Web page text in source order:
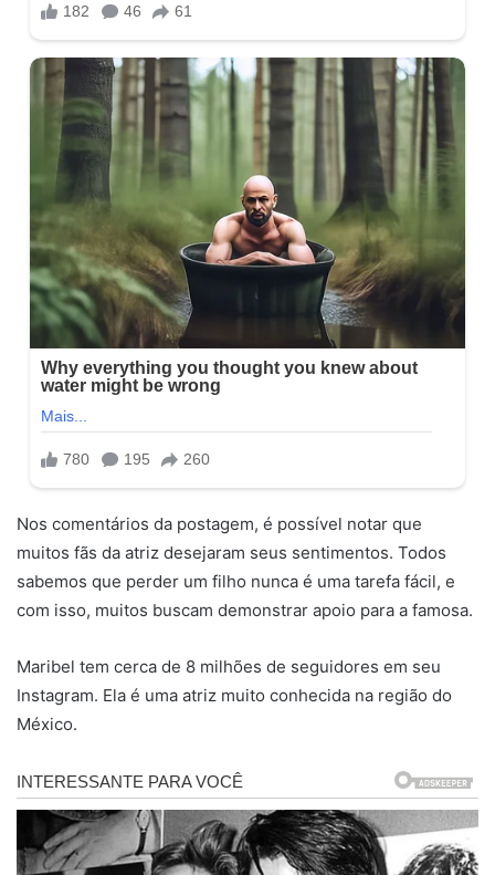
Nos comentários da postagem, é possível notar que
muitos fãs da atriz desejaram seus sentimentos. Todos
sabemos que perder um filho nunca é uma tarefa fácil, e
com isso, muitos buscam demonstrar apoio para a famosa.
Maribel tem cerca de 8 milhões de seguidores em seu
Instagram. Ela é uma atriz muito conhecida na região do
México.